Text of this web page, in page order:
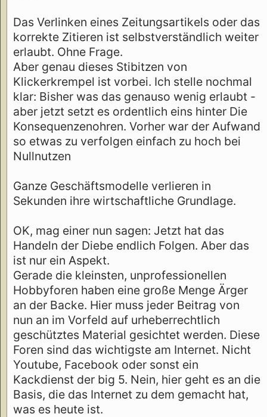
Das Verlinken eines Zeitungsartikels oder das
korrekte Zitieren ist selbstverständlich weiter
erlaubt. Ohne Frage.
Aber genau dieses Stibitzen von
Klickerkrempel ist vorbei. Ich stelle nochmal
klar: Bisher was das genauso wenig erlaubt -
aber jetzt setzt es ordentlich eins hinter Die
Konsequenzenohren. Vorher war der Aufwand
so etwas zu verfolgen einfach zu hoch bei
Nullnutzen
Ganze Geschäftsmodelle verlieren in
Sekunden ihre wirtschaftliche Grundlage.
OK, mag einer nun sagen: Jetzt hat das
Handeln der Diebe endlich Folgen. Aber das
ist nur ein Aspekt.
Gerade die kleinsten, unprofessionellen
Hobbyforen haben eine große Menge Ärger
an der Backe. Hier muss jeder Beitrag von
nun an im Vorfeld auf urheberrechtlich
geschütztes Material gesichtet werden. Diese
Foren sind das wichtigste am Internet. Nicht
Youtube, Facebook oder sonst ein
Kackdienst der big 5. Nein, hier geht es an die
Basis, die das Internet zu dem gemacht hat,
was es heute ist.